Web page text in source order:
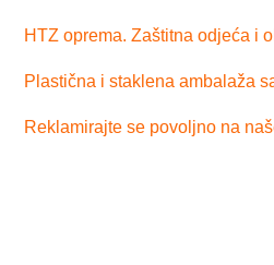
HTZ oprema. Zaštitna odjeća i
Plastična i staklena ambalaža
Reklamirajte se povoljno na